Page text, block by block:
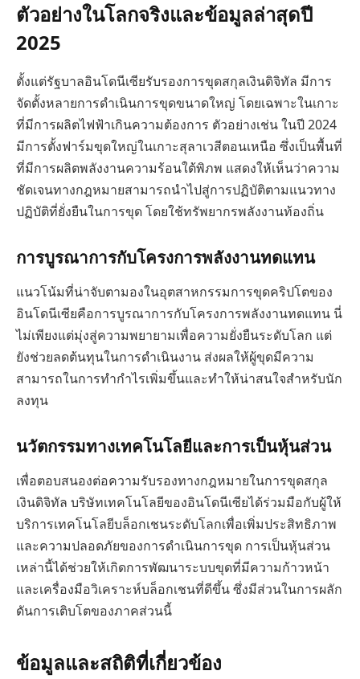
ตัวอย่างในโลกจริงและข้อมูลล่าสุดปี
2025
ตั้งแต่รัฐบาลอินโดนีเซียรับรองการขุดสกุลเงินดิจิทัล มีการ
จัดตั้งหลายการดำเนินการขุดขนาดใหญ่ โดยเฉพาะในเกาะ
ที่มีการผลิตไฟฟ้าเกินความต้องการ ตัวอย่างเช่น ในปี 2024
มีการตั้งฟาร์มขุดใหญ่ในเกาะสุลาเวสีตอนเหนือ ซึ่งเป็นพื้นที่
ที่มีการผลิตพลังงานความร้อนใต้พิภพ แสดงให้เห็นว่าความ
ชัดเจนทางกฎหมายสามารถนำไปสู่การปฏิบัติตามแนวทาง
ปฏิบัติที่ยั่งยืนในการขุด โดยใช้ทรัพยากรพลังงานท้องถิ่น
การบูรณาการกับโครงการพลังงานทดแทน
แนวโน้มที่น่าจับตามองในอุตสาหกรรมการขุดคริปโตของ
อินโดนีเซียคือการบูรณาการกับโครงการพลังงานทดแทน นี่
ไม่เพียงแต่มุ่งสู่ความพยายามเพื่อความยั่งยืนระดับโลก แต่
ยังช่วยลดต้นทุนในการดำเนินงาน ส่งผลให้ผู้ขุดมีความ
สามารถในการทำกำไรเพิ่มขึ้นและทำให้น่าสนใจสำหรับนัก
ลงทุน
นวัตกรรมทางเทคโนโลยีและการเป็นหุ้นส่วน
เพื่อตอบสนองต่อความรับรองทางกฎหมายในการขุดสกุล
เงินดิจิทัล บริษัทเทคโนโลยีของอินโดนีเซียได้ร่วมมือกับผู้ให้
บริการเทคโนโลยีบล็อกเชนระดับโลกเพื่อเพิ่มประสิทธิภาพ
และความปลอดภัยของการดำเนินการขุด การเป็นหุ้นส่วน
เหล่านี้ได้ช่วยให้เกิดการพัฒนาระบบขุดที่มีความก้าวหน้า
และเครื่องมือวิเคราะห์บล็อกเชนที่ดีขึ้น ซึ่งมีส่วนในการผลัก
ดันการเติบโตของภาคส่วนนี้
ข้อมูลและสถิติที่เกี่ยวข้อง